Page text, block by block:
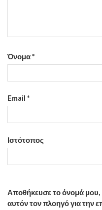
Όνομα*
Email *
Ιστότοπος
Αποθήκευσε το όνομά μου,
αυτόν τον πλοηγό για την